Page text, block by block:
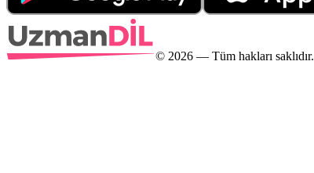
© 2026 — Tüm hakları saklıdır.